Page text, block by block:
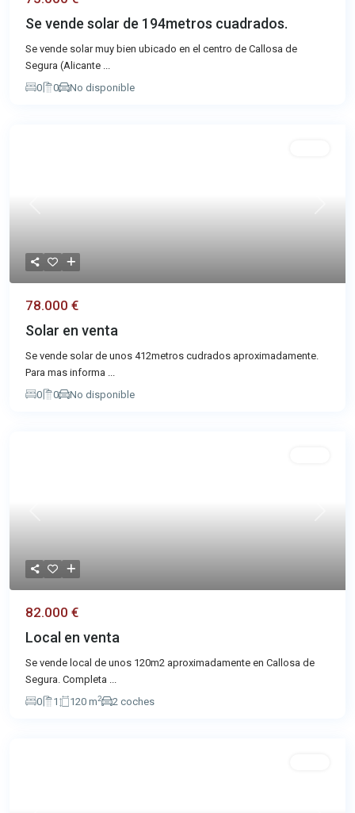
Se vende solar de 194metros cuadrados.
Se vende solar muy bien ubicado en el centro de Callosa de
Segura (Alicante ...
0
0 No disponible
78.000 €
Solar en venta
Se vende solar de unos 412metros cudrados aproximadamente.
Para mas informa ...
0
0 No disponible
82.000 €
Local en venta
Se vende local de unos 120m2 aproximadamente en Callosa de
Segura. Completa ...
0
1 120 m2 2 coches